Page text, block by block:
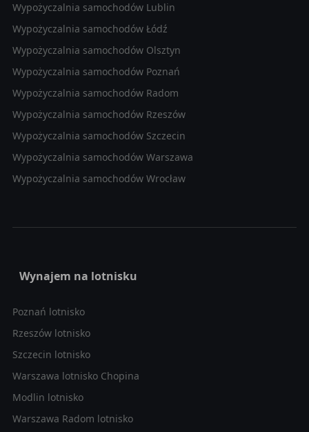
Wypożyczalnia samochodów Lublin
Wypożyczalnia samochodów Łódź
Wypożyczalnia samochodów Olsztyn
Wypożyczalnia samochodów Poznań
Wypożyczalnia samochodów Radom
Wypożyczalnia samochodów Rzeszów
Wypożyczalnia samochodów Szczecin
Wypożyczalnia samochodów Warszawa
Wypożyczalnia samochodów Wrocław
Wynajem na lotnisku
Poznań lotnisko
Rzeszów lotnisko
Szczecin lotnisko
Warszawa lotnisko Chopina
Modlin lotnisko
Warszawa Radom lotnisko